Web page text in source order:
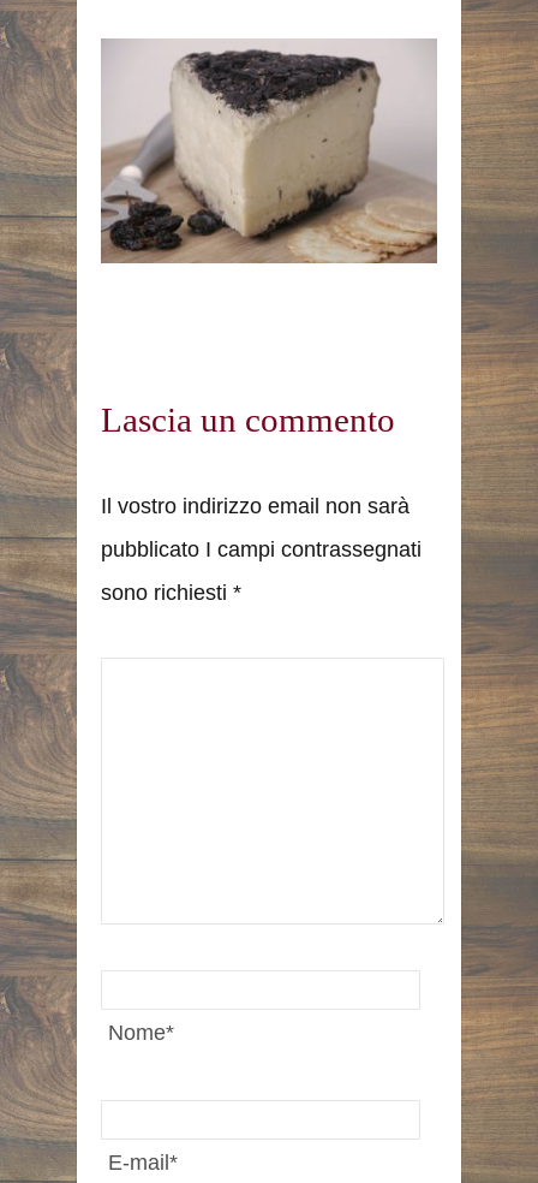
Lascia un commento
Il vostro indirizzo email non sarà
pubblicato I campi contrassegnati
sono richiesti *
Nome*
E-mail*